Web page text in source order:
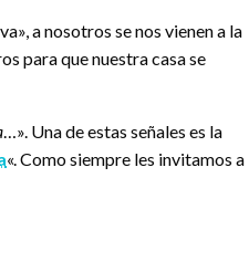
a nosotros se nos vienen a la
para que nuestra casa se
…». Una de estas señales es la
«. Como siempre les invitamos a